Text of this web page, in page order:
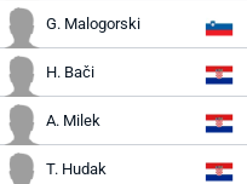
G. Malogorski
H. Bači
A. Milek
T. Hudak